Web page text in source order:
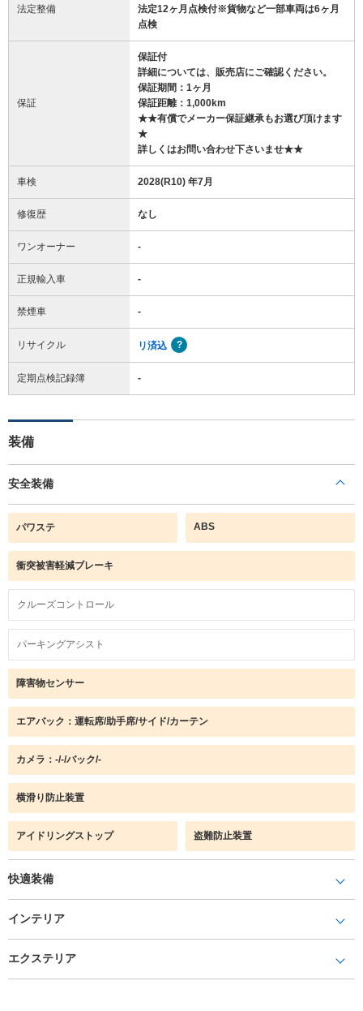
法定整備
法定12ヶ月点検付※貨物など一部車両は6ヶ月
点検
保証
保証付
詳細については、販売店にご確認ください。
保証期間：1ヶ月
保証距離：1,000km
★★有償でメーカー保証継承もお選び頂けます
★
詳しくはお問い合わせ下さいませ★★
車検 2028(R10) 年7月
修復歴 なし
ワンオーナー -
正規輸入車 -
禁煙車 -
リサイクル リ済込
定期点検記録簿 -
装備
安全装備
パワステ ABS
衝突被害軽減ブレーキ
クルーズコントロール
パーキングアシスト
障害物センサー
エアバック：運転席/助手席/サイド/カーテン
カメラ：-/-/バック/-
横滑り防止装置
アイドリングストップ 盗難防止装置
快適装備
インテリア
エクステリア